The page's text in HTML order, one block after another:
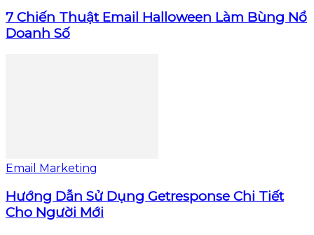
7 Chiến Thuật Email Halloween Làm Bùng Nổ
Doanh Số
Email Marketing
Hướng Dẫn Sử Dụng Getresponse Chi Tiết
Cho Người Mới